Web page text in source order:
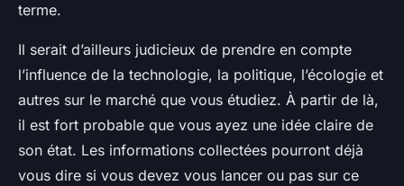
terme.
Il serait d’ailleurs judicieux de prendre en compte
l’influence de la technologie, la politique, l’écologie et
autres sur le marché que vous étudiez. À partir de là,
il est fort probable que vous ayez une idée claire de
son état. Les informations collectées pourront déjà
vous dire si vous devez vous lancer ou pas sur ce